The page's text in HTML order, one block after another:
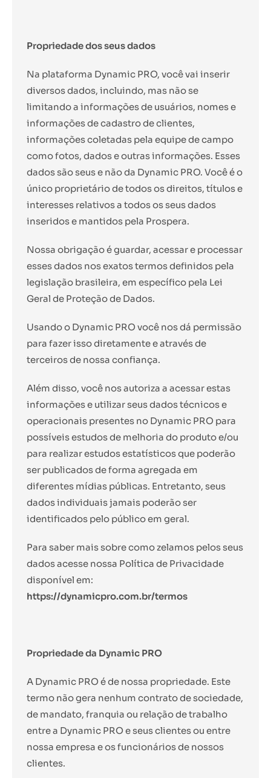
Propriedade dos seus dados
Na plataforma Dynamic PRO, você vai inserir
diversos dados, incluindo, mas não se
limitando a informações de usuários, nomes e
informações de cadastro de clientes,
informações coletadas pela equipe de campo
como fotos, dados e outras informações. Esses
dados são seus e não da Dynamic PRO. Você é o
único proprietário de todos os direitos, títulos e
interesses relativos a todos os seus dados
inseridos e mantidos pela Prospera.
Nossa obrigação é guardar, acessar e processar
esses dados nos exatos termos definidos pela
legislação brasileira, em específico pela Lei
Geral de Proteção de Dados.
Usando o Dynamic PRO você nos dá permissão
para fazer isso diretamente e através de
terceiros de nossa confiança.
Além disso, você nos autoriza a acessar estas
informações e utilizar seus dados técnicos e
operacionais presentes no Dynamic PRO para
possíveis estudos de melhoria do produto e/ou
para realizar estudos estatísticos que poderão
ser publicados de forma agregada em
diferentes mídias públicas. Entretanto, seus
dados individuais jamais poderão ser
identificados pelo público em geral.
Para saber mais sobre como zelamos pelos seus
dados acesse nossa Política de Privacidade
disponível em:
https://dynamicpro.com.br/termos
Propriedade da Dynamic PRO
A Dynamic PRO é de nossa propriedade. Este
termo não gera nenhum contrato de sociedade,
de mandato, franquia ou relação de trabalho
entre a Dynamic PRO e seus clientes ou entre
nossa empresa e os funcionários de nossos
clientes.